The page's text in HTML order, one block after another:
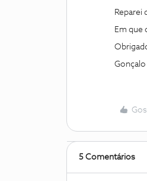
Reparei
Em que
Gonçalo
5 Comentários